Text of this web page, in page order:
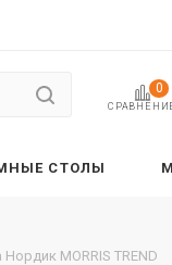
0
СТОЛЫ
MORRIS TREND